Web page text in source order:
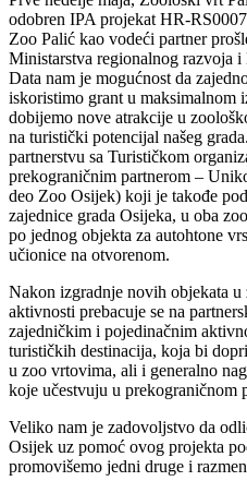
odobren IPA projekat HR-
Zoo Palić kao vodeći partner
Ministarstva regionalnog razvoja
Data nam je mogućnost da
iskoristimo grant u maksimalnom
dobijemo nove atrakcije u
na turistički potencijal našeg
partnerstvu sa Turističkom
prekograničnim partnerom –
deo Zoo Osijek) koji je takođe
zajednice grada Osijeka, u oba
po jednog objekta za autohtone
učionice na otvorenom.
Nakon izgradnje novih objekata
aktivnosti prebacuje se na
zajedničkim i pojedinačnim
turističkih destinacija, koja bi
u zoo vrtovima, ali i generalno
koje učestvuju u prekograničnom
Veliko nam je zadovoljstvo da
Osijek uz pomoć ovog projekta
promovišemo jedni druge i